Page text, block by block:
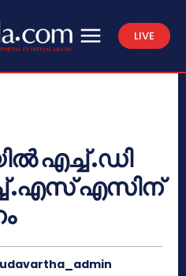
LIVE
എച്ച് .ഡി
.എസ് എസിന്